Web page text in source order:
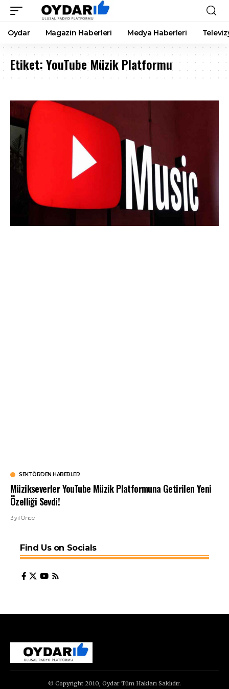
Oydar Magazin Haberleri Medya Haberleri
Etiket:YouTube Müzik Platformu
SEKTÖRDEN HABERLER
Müzikseverler YouTube Müzik Platformuna Getirilen Yeni
Özelliği Sevdi!
3 yıl Önce
Find Us on Socials
© Copyright 2010, Oydar Tüm Hakları Saklıdır.